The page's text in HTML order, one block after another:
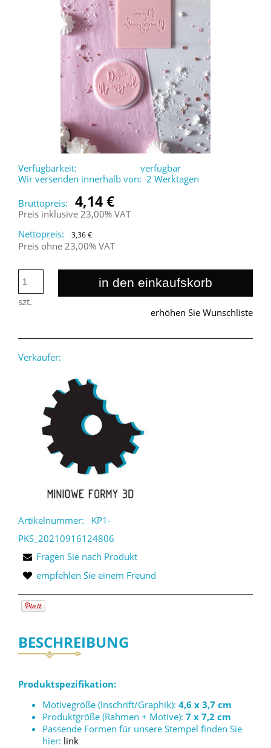
Verfügbarkeit:
verfügbar
Wir versenden innerhalb von: 2 Werktagen
Bruttopreis:
4,14 €
Preis inklusive 23,00% VAT
Nettopreis:
3,36 €
Preis ohne 23,00% VAT
szt.
in den einkaufskorb
erhöhen Sie Wunschliste
Verkäufer:
Artikelnummer:
KP1-
PKS_20210916124806
Fragen Sie nach Produkt
empfehlen Sie einem Freund
BESCHREIBUNG
Produktspezifikation:
Motivegröße (Inschrift/Graphik): 4,6 x 3,7 cm
Produktgröße (Rahmen + Motive): 7 x 7,2 cm
Passende Formen für unsere Stempel finden Sie
hier: link